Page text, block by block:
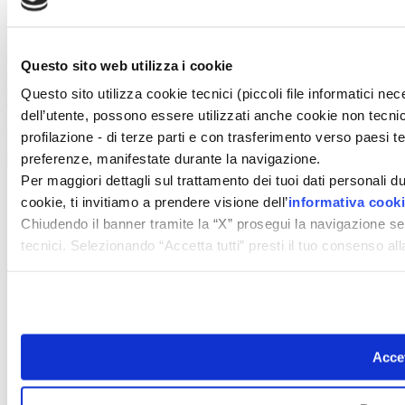
Questo sito web utilizza i cookie
Questo sito utilizza cookie tecnici (piccoli file informatici
dell’utente, possono essere utilizzati anche cookie non
profilazione - di terze parti e con trasferimento verso paesi
preferenze, manifestate durante la navigazione.
Per maggiori dettagli sul trattamento dei tuoi dati personali
cookie, ti invitiamo a prendere visione dell’informativa
Chiudendo il banner tramite la “X” prosegui la navigazione
tecnici. Selezionando “Accetta tutti” presti il tuo consenso
Newsletter
© 2026 GIUNTI EDITORE s.p.a., piazza Virgilio 4 - 20123 Milano
Codice fiscale e numero d'iscrizione al Registro Imprese di Milano - 80009810484
Capitale sociale € 8.000.000,00 i.v.
powered by ZUMEDIA